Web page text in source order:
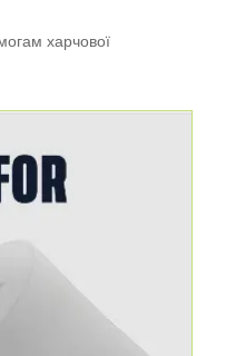
харчової